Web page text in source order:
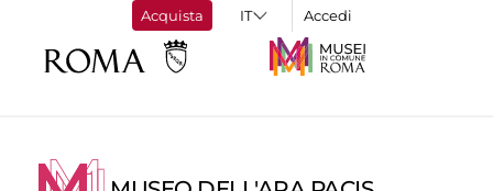
Acquista Accedi